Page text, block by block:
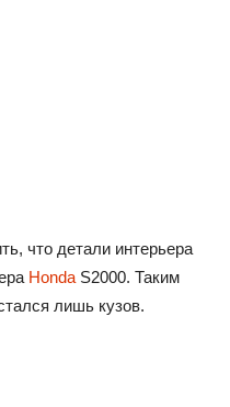
что детали интерьера
Honda S2000. Таким
лишь кузов.